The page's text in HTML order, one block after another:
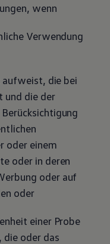
wenn
Verwendung
aufweist, die bei
und die der
oder einem
oder in deren
oder auf
oder
einer Probe
die oder das